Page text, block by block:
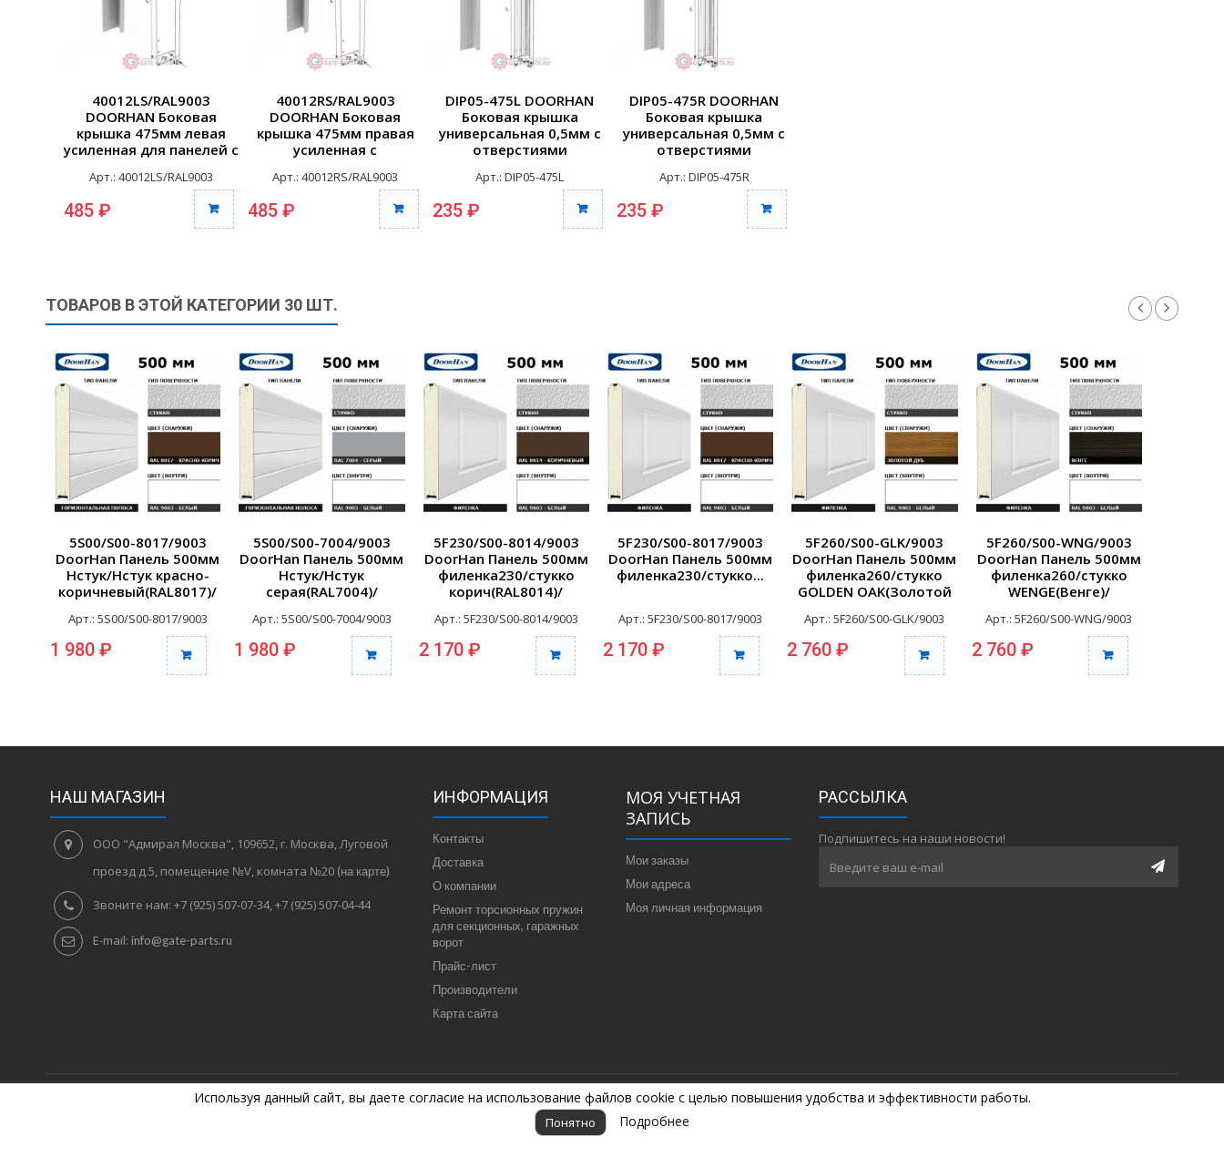
Используя данный сайт, вы даете согласие на использование файлов cookie с целью повышения удобства и эффективности работы.
Понятно Подробнее
40012LS/RAL9003
DOORHAN Боковая
крышка 475мм левая
усиленная для панелей с
Арт.: 40012LS/RAL9003
485 ₽
40012RS/RAL9003
DOORHAN Боковая
крышка 475мм правая
усиленная с
креплен...
Арт.: 40012RS/RAL9003
485 ₽
DIP05-475L DOORHAN
Боковая крышка
универсальная 0,5мм с
отверстиями
Арт.: DIP05-475L
235 ₽
DIP05-475R DOORHAN
Боковая крышка
универсальная 0,5мм с
отверстиями
Арт.: DIP05-475R
235 ₽
ТОВАРОВ В ЭТОЙ КАТЕГОРИИ 30 ШТ.
5S00/S00-8017/9003
DoorHan Панель 500мм
Нстук/Нстук красно-
коричневый(RAL8017)/
Арт.: 5S00/S00-8017/9003
1 980 ₽
5S00/S00-7004/9003
DoorHan Панель 500мм
Нстук/Нстук
серая(RAL7004)/
Арт.: 5S00/S00-7004/9003
1 980 ₽
5F230/S00-8014/9003
DoorHan Панель 500мм
филенка230/стукко
корич(RAL8014)/
Арт.: 5F230/S00-8014/9003
2 170 ₽
5F230/S00-8017/9003
DoorHan Панель 500мм
филенка230/стукко...
Арт.: 5F230/S00-8017/9003
2 170 ₽
5F260/S00-GLK/9003
DoorHan Панель 500мм
филенка260/стукко
GOLDEN OAK(Золотой
Арт.: 5F260/S00-GLK/9003
2 760 ₽
5F260/S00-WNG/9003
DoorHan Панель 500мм
филенка260/стукко
WENGE(Венге)/
Арт.: 5F260/S00-WNG/9003
2 760 ₽
НАШ МАГАЗИН
ООО "Адмирал Москва", 109652, г. Москва, Луговой
проезд д.5, помещение №V, комната №20 (на карте)
Звоните нам: +7 (925) 507-07-34, +7 (925) 507-04-44
E-mail: info@gate-parts.ru
ИНФОРМАЦИЯ
Контакты
Доставка
О компании
Ремонт торсионных пружин
для секционных, гаражных
ворот
Прайс-лист
Производители
Карта сайта
МОЯ УЧЕТНАЯ
ЗАПИСЬ
Мои заказы
Мои адреса
Моя личная информация
РАССЫЛКА
Подпишитесь на наши новости!